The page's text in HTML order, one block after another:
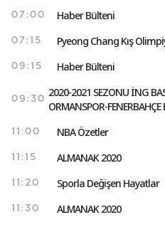
07:00 Haber Bülteni
07:15 Pyeong Chang Kış
09:15 Haber Bülteni
09:30
2020-2021 SEZONU İNG
ORMANSPOR-FENERBAHÇE
11:00 NBA Özetler
11:15 ALMANAK 2020
11:20 Sporla Değişen Hayatlar
11:30 ALMANAK 2020